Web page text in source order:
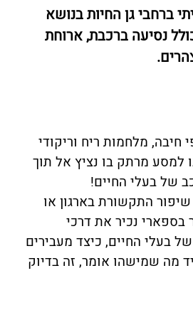
ברחבי גן החיות בנושא
נסיעה ברכבת, ארוחת
חיבה, מלחמות ריח וריקודי
למסע מרתק בו נציץ אל תוך
של בעלי החיים!
שיפור התקשורת בארגון או
בספארי נכיר את דרכי
בעלי החיים, כיצד מעבירים
מה שמישהו אומר, זה בדיוק